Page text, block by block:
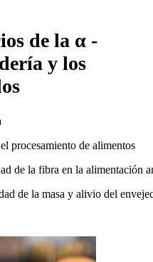
de la α -
y los
procesamiento de alimentos
de la fibra en la alimentación
de la masa y alivio del